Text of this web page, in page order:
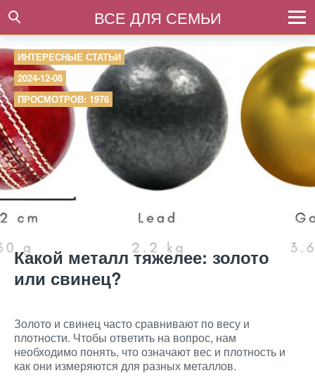
ВСЕ ДЛЯ СЕМЬИ
ИНТЕРЕСНЫЕ СТАТЬИ
2024-12-08
ПРОСМОТРОВ: 1976
Какой металл тяжелее: золото
или свинец?
Золото и свинец часто сравнивают по весу и
плотности. Чтобы ответить на вопрос, нам
необходимо понять, что означают вес и плотность и
как они измеряются для разных металлов.